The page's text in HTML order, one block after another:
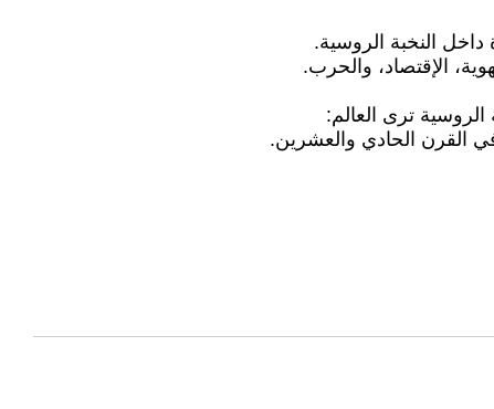
النخبة الروسية.
الإقتصاد، والحرب.
ترى العالم:
القرن الحادي والعشرين.